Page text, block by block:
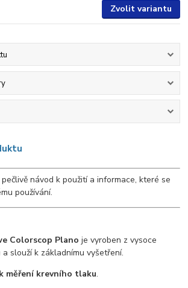
Zvolit variantu
návod k použití a informace, které se
používání.
Colorscop Plano je vyroben z vysoce
slouží k základnímu vyšetření.
měření krevního tlaku.